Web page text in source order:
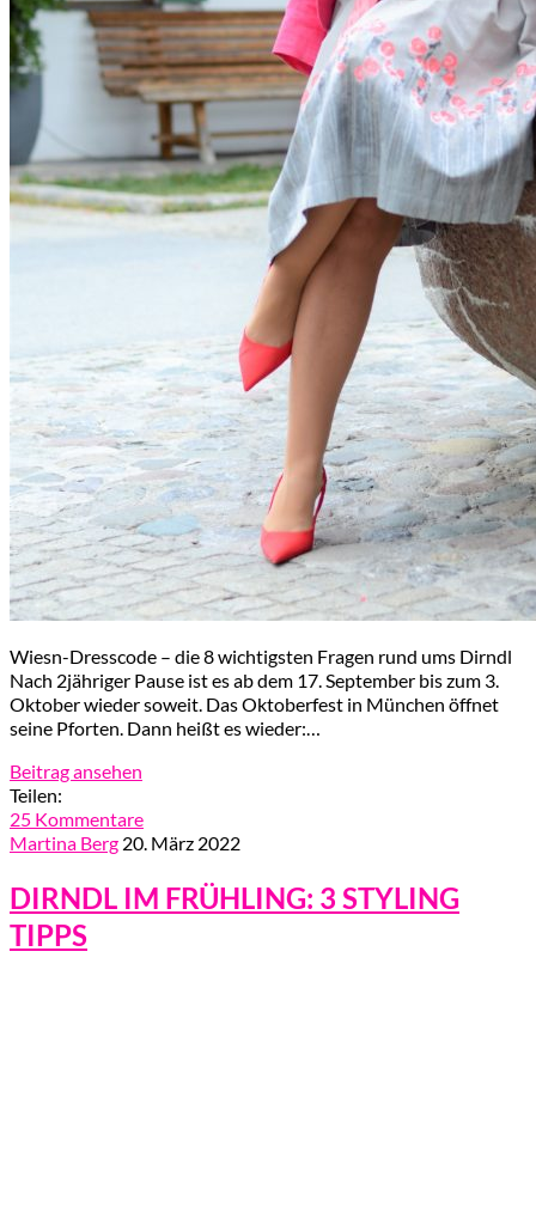
Wiesn-Dresscode – die 8 wichtigsten Fragen rund ums Dirndl
Nach 2jähriger Pause ist es ab dem 17. September bis zum 3.
Oktober wieder soweit. Das Oktoberfest in München öffnet
seine Pforten. Dann heißt es wieder:…
Beitrag ansehen
Teilen:
25 Kommentare
Martina Berg 20. März 2022
DIRNDL IM FRÜHLING: 3 STYLING
TIPPS